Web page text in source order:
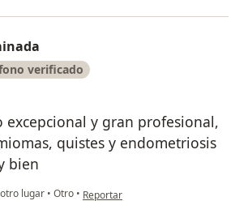
verificado
excepcional y gran profesional,
quistes y endometriosis
bien
otro lugar • Otro • en opinión del usuario Cuenta
Reportar